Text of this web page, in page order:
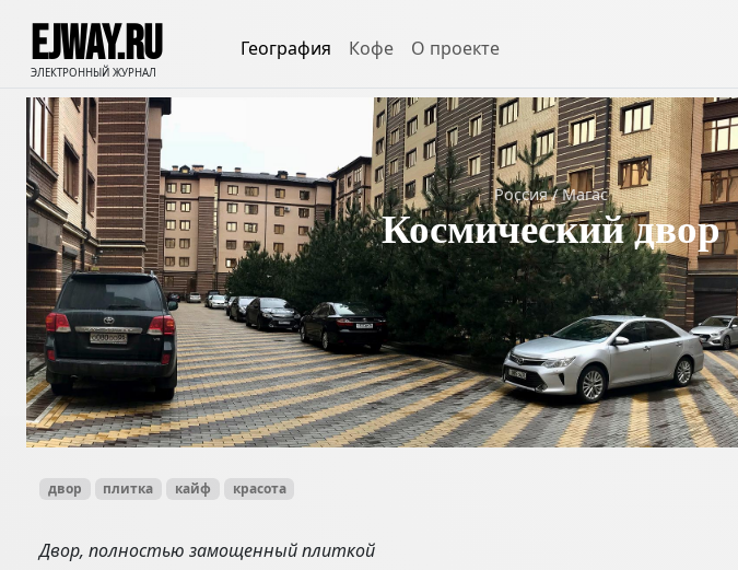
EJWAY.RU
ЭЛЕКТРОННЫЙ ЖУРНАЛ
География Кофе О проекте
Россия/Магас
Космический двор
двор плитка кайф красота
Двор, полностью замощенный плиткой